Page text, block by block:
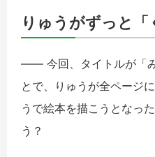
りゅうがずっと「
―― 今回、タイトルが「
とで、りゅうが全ページ
うで絵本を描こうとなっ
う？